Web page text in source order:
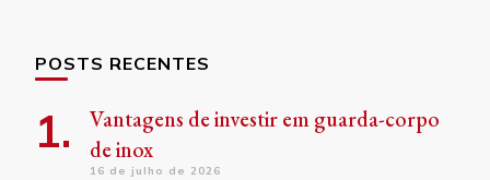
POSTS RECENTES
Vantagens de investir em guarda-corpo
de inox
16 de julho de 2026